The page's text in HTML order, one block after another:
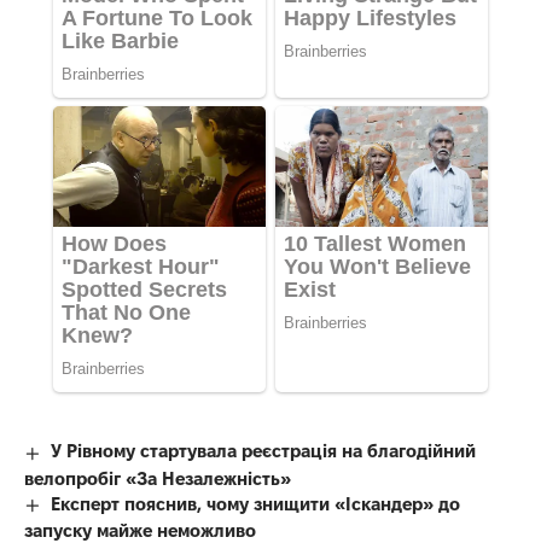
У Рівному стартувала реєстрація на благодійний
велопробіг «За Незалежність»
Експерт пояснив, чому знищити «Іскандер» до
запуску майже неможливо